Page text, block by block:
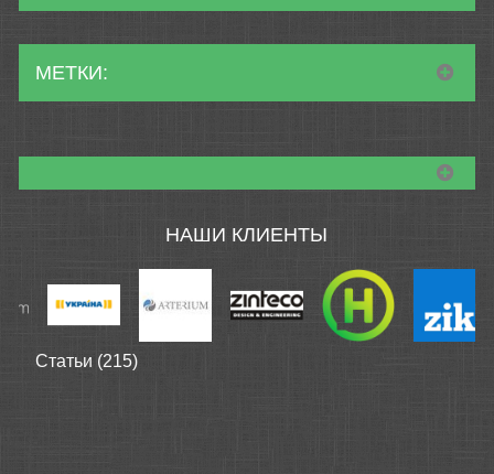
МЕТКИ:
НАШИ КЛИЕНТЫ
Статьи (215)